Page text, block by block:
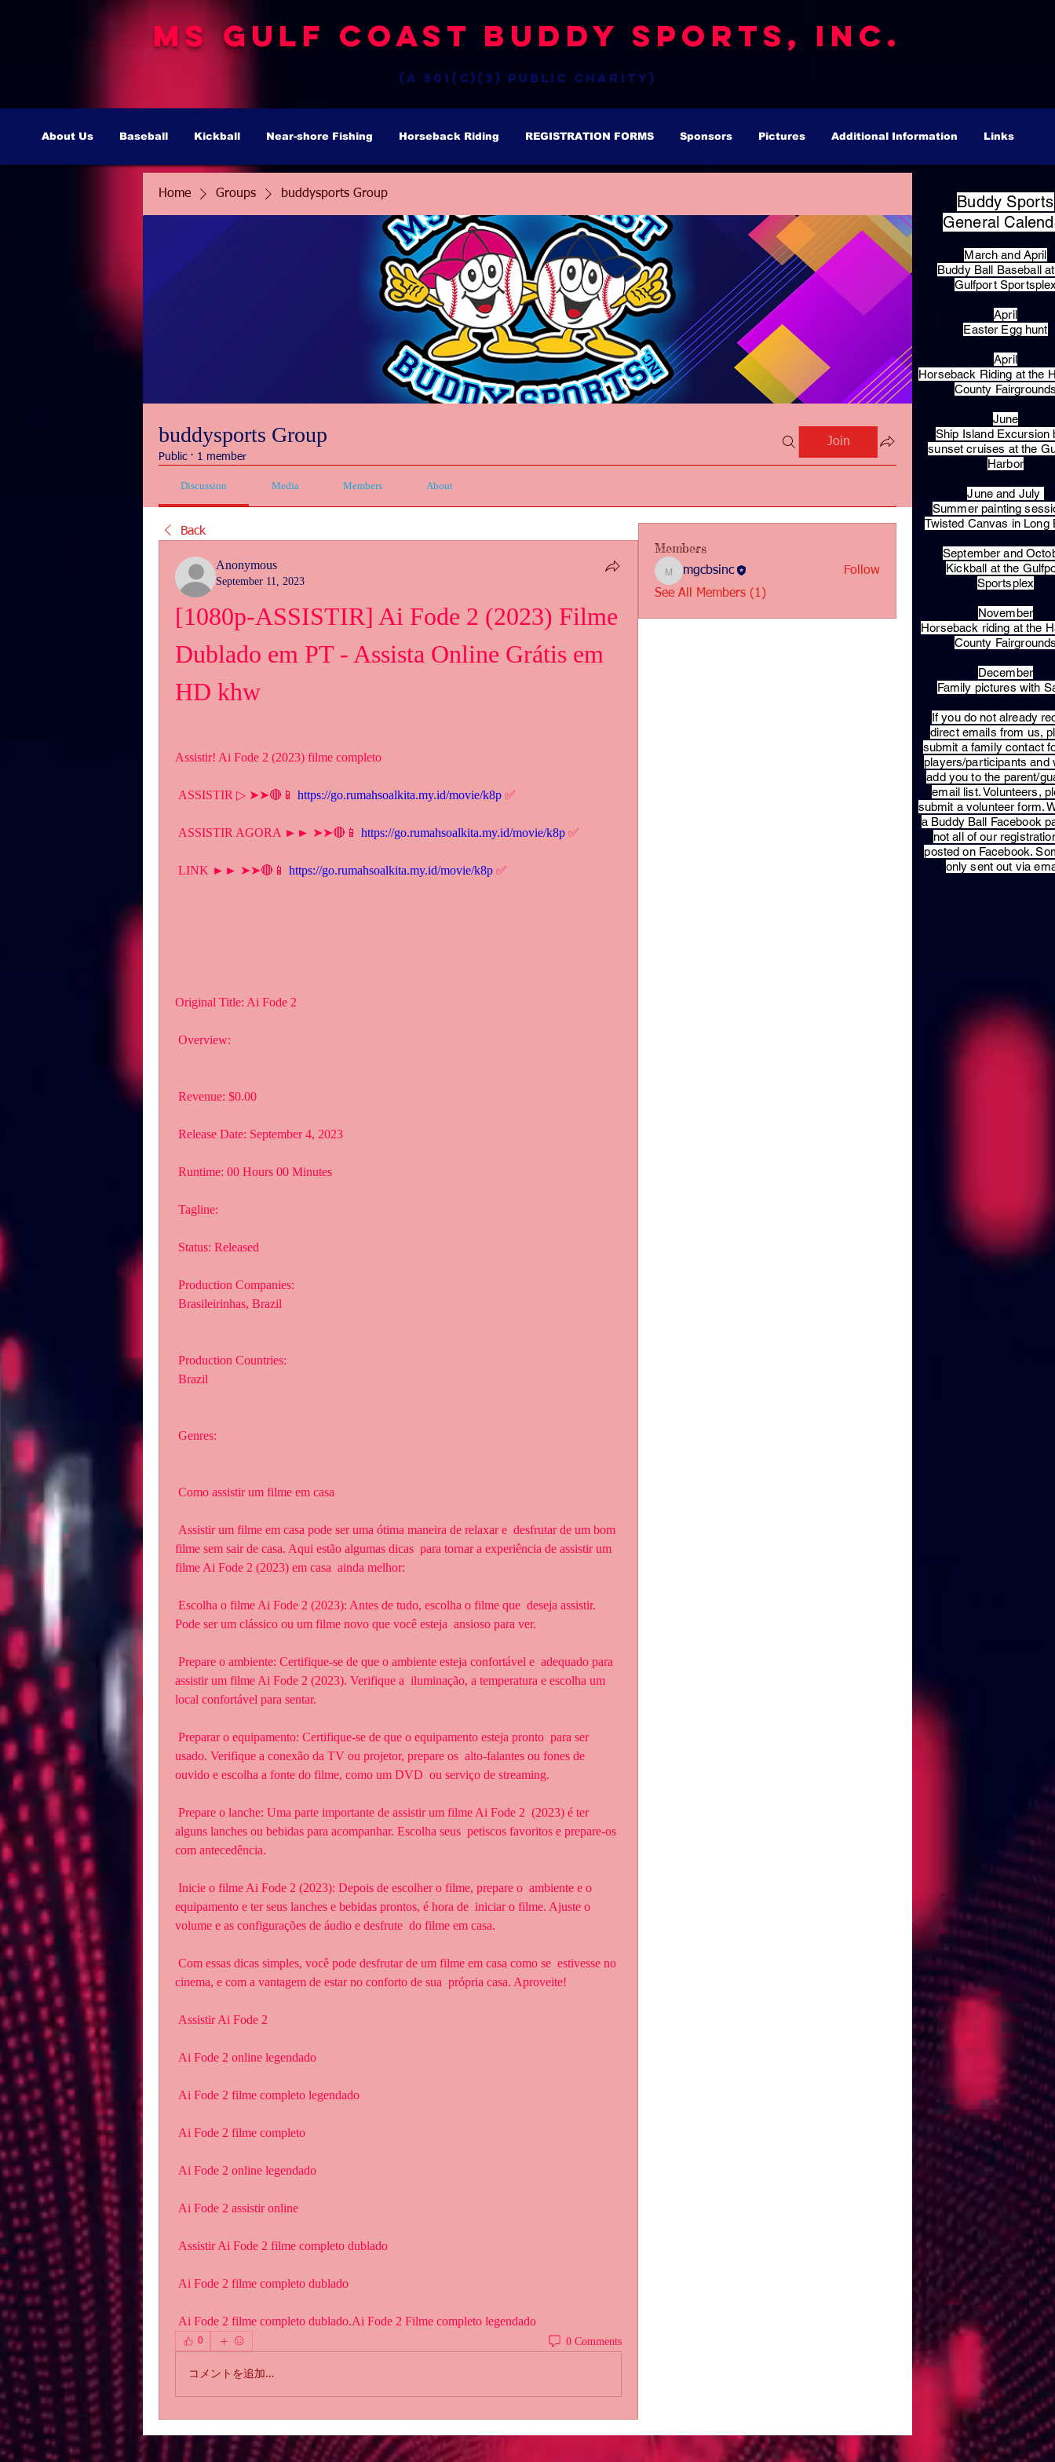
MS Gulf Coast Buddy Sports, Inc.
(a 501(c)(3) public charity)
About Us Baseball Kickball Near-shore Fishing Horseback Riding REGISTRATION FORMS Sponsors Pictures Additional Information Links
Home Groups buddysports Group
buddysports Group
Public · 1 member
Join
Discussion Media Members About
Back
Anonymous
September 11, 2023
[1080p-ASSISTIR] Ai Fode 2 (2023) Filme
Dublado em PT - Assista Online Grátis em
HD khw
Assistir! Ai Fode 2 (2023) filme completo
ASSISTIR ▷ ➤➤🔴📱 https://go.rumahsoalkita.my.id/movie/k8p ✅
ASSISTIR AGORA ►► ➤➤🔴📱 https://go.rumahsoalkita.my.id/movie/k8p ✅
LINK ►► ➤➤🔴📱 https://go.rumahsoalkita.my.id/movie/k8p ✅
Original Title: Ai Fode 2
Overview:
Revenue: $0.00
Release Date: September 4, 2023
Runtime: 00 Hours 00 Minutes
Tagline:
Status: Released
Production Companies:
Brasileirinhas, Brazil
Production Countries:
Brazil
Genres:
Como assistir um filme em casa
filme sem sair de casa. Aqui estão algumas dicas  para tornar a experiência de assistir um
filme Ai Fode 2 (2023) em casa  ainda melhor:
Pode ser um clássico ou um filme novo que você esteja  ansioso para ver.
assistir um filme Ai Fode 2 (2023). Verifique a  iluminação, a temperatura e escolha um
local confortável para sentar.
usado. Verifique a conexão da TV ou projetor, prepare os  alto-falantes ou fones de
ouvido e escolha a fonte do filme, como um DVD  ou serviço de streaming.
alguns lanches ou bebidas para acompanhar. Escolha seus  petiscos favoritos e prepare-os
com antecedência.
equipamento e ter seus lanches e bebidas prontos, é hora de  iniciar o filme. Ajuste o
volume e as configurações de áudio e desfrute  do filme em casa.
cinema, e com a vantagem de estar no conforto de sua  própria casa. Aproveite!
Assistir Ai Fode 2
Ai Fode 2 online legendado
Ai Fode 2 filme completo legendado
Ai Fode 2 filme completo
Ai Fode 2 online legendado
Ai Fode 2 assistir online
Assistir Ai Fode 2 filme completo dublado
Ai Fode 2 filme completo dublado
Ai Fode 2 filme completo dublado.Ai Fode 2 Filme completo legendado
0 0 Comments
コメントを追加…
Members
mgcbsinc
mgcbsinc
Follow
See All Members (1)
Buddy Sports
General
March and April
Buddy Ball Baseball
Gulfport
April
Easter Egg hunt
April
Horseback Riding at the
County
June
Ship Island Excursion
sunset cruises at the
Harbor
June and July
Summer painting
Twisted Canvas in Long
September and
Kickball at the
Sportsplex
November
Horseback riding at the
County
December
Family pictures with
​If you do not already
direct emails from us,
submit a family contact
players/participants and
add you to the parent/
email list. Volunteers,
submit a volunteer form.
a Buddy Ball Facebook
not all of our
posted on Facebook.
only sent out via